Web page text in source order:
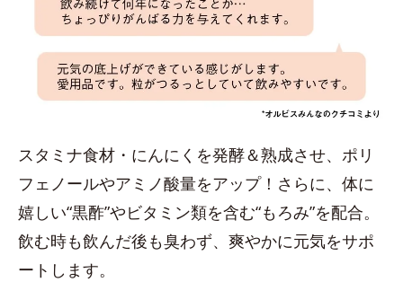
スタミナ食材・にんにくを発酵＆熟成させ、ポリ
フェノールやアミノ酸量をアップ！さらに、体に
嬉しい“黒酢”やビタミン類を含む“もろみ”を配合。
飲む時も飲んだ後も臭わず、爽やかに元気をサポ
ートします。